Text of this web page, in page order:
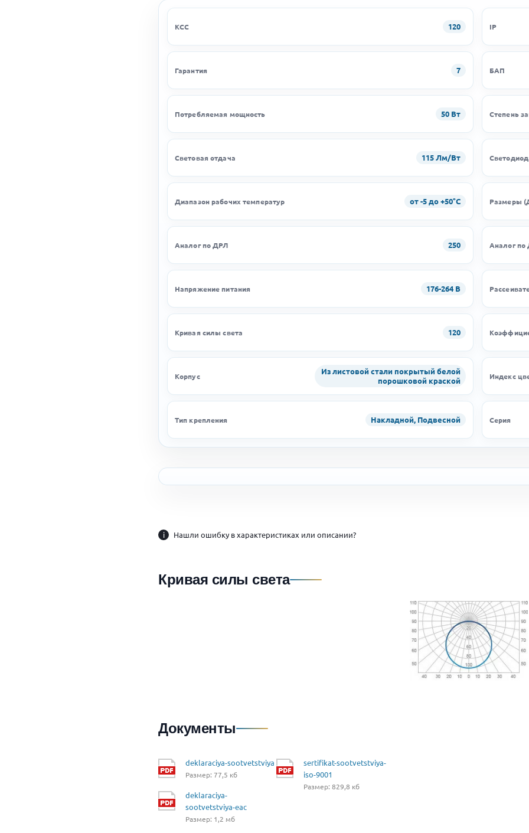
КСС 120 IP
Гарантия 7 БАП
Потребляемая мощность 50 Вт Степень
Световая отдача 115 Лм/Вт
Диапазон рабочих температур от -5 до +50°C Размеры
Аналог по ДРЛ 250 Аналог
Напряжение питания 176-264 В
Кривая силы света 120
Корпус
Из листовой стали покрытый белой
порошковой краской
Индекс
Тип крепления Накладной, Подвесной Серия
i Нашли ошибку в характеристиках или описании?
Кривая силы света
Документы
deklaraciya-sootvetstviya
Размер: 77,5 кб
deklaraciya-
sootvetstviya-eac
Размер: 1,2 мб
sertifikat-sootvetstviya-
iso-9001
Размер: 829,8 кб